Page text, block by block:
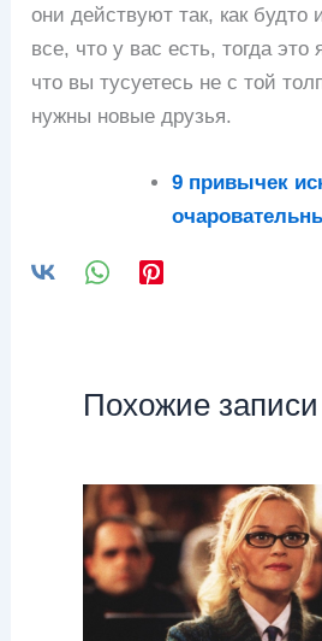
они действуют так, как будто
все, что у вас есть, тогда это
что вы тусуетесь не с той
нужны новые друзья.
9 привычек
Похожие записи